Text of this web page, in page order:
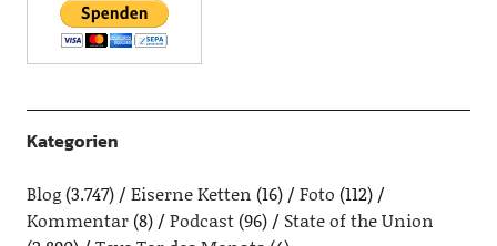
Kategorien
Blog(3.747) Eiserne Ketten (16) Foto (112)
Kommentar(8) Podcast(96)
State of the Union